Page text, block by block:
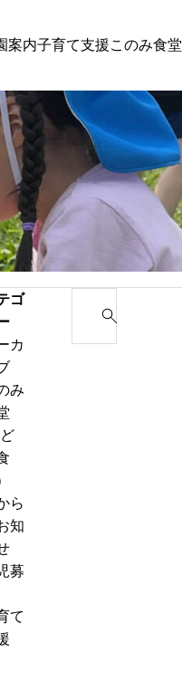
案内子育て支援このみ食堂
子育て支援
ゴ
カ
み
ら
知
募
て
a